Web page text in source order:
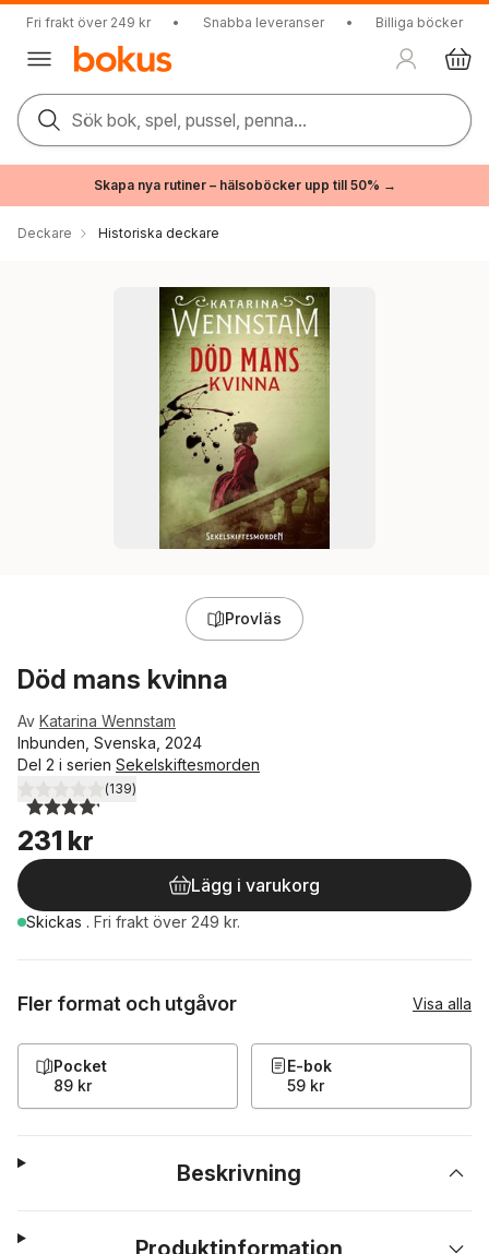
Fri frakt över 249 kr • Snabba leveranser • Billiga böcker
Sök bok, spel, pussel, penna...
Skapa nya rutiner – hälsoböcker upp till 50% →
Deckare Historiska deckare
Provläs
Död mans kvinna
Av Katarina Wennstam
Inbunden, Svenska, 2024
Del 2 i serien Sekelskiftesmorden
4,2utav 5 stjärnor. Totalt antal röster:
(139)
231 kr
Lägg i varukorg
Skickas . Fri frakt över 249 kr.
Fler format och utgåvor Visa alla
Pocket
89 kr
E-bok
59 kr
Beskrivning
Produktinformation